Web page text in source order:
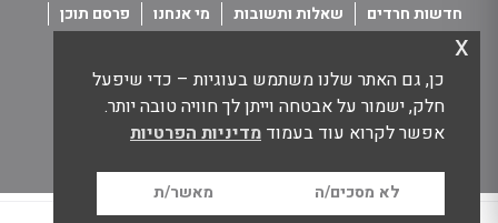
כן, גם האתר שלנו משתמש בעוגיות – כדי שיפעל
חלק, ישמור על אבטחה וייתן לך חוויה טובה יותר.
אפשר לקרוא עוד בעמוד מדיניות הפרטיות
לא מסכים/ה מאשר/ת
x
חדשות חרדים שאלות ותשובות מי אנחנו
פרסם תוכן
כל הזכויות שמורות חבורה - חדשות מאנשים